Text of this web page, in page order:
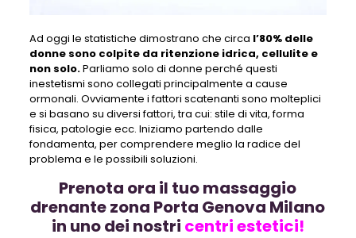
Ad oggi le statistiche dimostrano che circa l’80% delle
donne sono colpite da ritenzione idrica, cellulite e
non solo.Parliamo solo di donne perché questi
inestetismi sono collegati principalmente a cause
ormonali. Ovviamente i fattori scatenanti sono molteplici
e si basano su diversi fattori, tra cui: stile di vita, forma
fisica, patologie ecc. Iniziamo partendo dalle
fondamenta, per comprendere meglio la radice del
problema e le possibili soluzioni.
Prenota ora il tuo massaggio
drenante zona Porta Genova Milano
in uno dei nostri centri estetici!